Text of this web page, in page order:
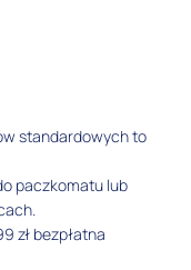
standardowych to
paczkomatu lub
zł bezpłatna